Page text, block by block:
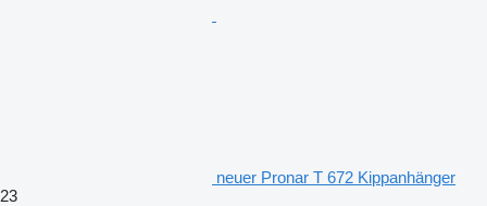
neuer Pronar T 672 Kippanhänger
23